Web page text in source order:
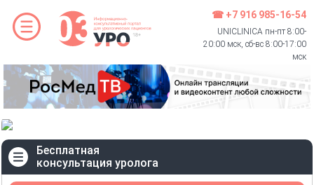
☎ +7 916 985-16-54
UNICLINICA пн-пт 8:00-
20:00 мск, сб-вс 8:00-17:00
мск
Бесплатная
консультация уролога